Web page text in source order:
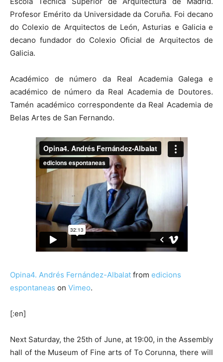
Profesor Emérito da Universidade da Coruña. Foi decano
do Colexio de Arquitectos de León, Asturias e Galicia e
decano fundador do Colexio Oficial de Arquitectos de
Galicia.
Académico de número da Real Academia Galega e
académico de número da Real Academia de Doutores.
Tamén académico correspondente da Real Academia de
Belas Artes de San Fernando.
Opina4. Andrés Fernández-Albalat from edicions
espontaneas on Vimeo.
[:en]
Next Saturday, the 25th of June, at 19:00, in the Assembly
hall of the Museum of Fine arts of To Corunna, there will